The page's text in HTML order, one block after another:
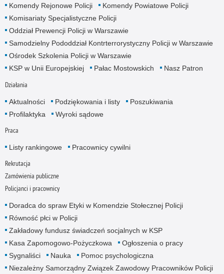
Komendy Rejonowe Policji
Komendy Powiatowe Policji
Komisariaty Specjalistyczne Policji
Oddział Prewencji Policji w Warszawie
Samodzielny Pododdział Kontrterrorystyczny Policji w Warszawie
Ośrodek Szkolenia Policji w Warszawie
KSP w Unii Europejskiej
Pałac Mostowskich Nasz Patron
Działania
Aktualności Podziękowania i listy
Poszukiwania
Profilaktyka
Wyroki sądowe
Praca
Listy rankingowe Pracownicy cywilni
Rekrutacja
Zamówienia publiczne
Policjanci i pracownicy
Doradca do spraw Etyki w Komendzie Stołecznej Policji
Równość płci w Policji
Zakładowy fundusz świadczeń socjalnych w KSP
Kasa Zapomogowo-Pożyczkowa
Ogłoszenia o pracy
Sygnaliści
Nauka
Pomoc psychologiczna
Niezależny Samorządny Związek Zawodowy Pracowników Policji